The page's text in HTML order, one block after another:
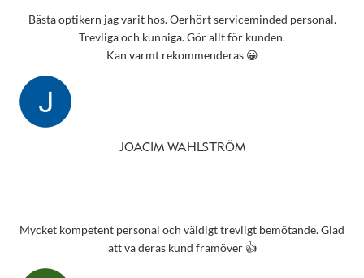
Bästa optikern jag varit hos. Oerhört serviceminded personal.
Trevliga och kunniga. Gör allt för kunden.
Kan varmt rekommenderas 😀
JOACIM WAHLSTRÖM
Mycket kompetent personal och väldigt trevligt bemötande. Glad
att va deras kund framöver 👍